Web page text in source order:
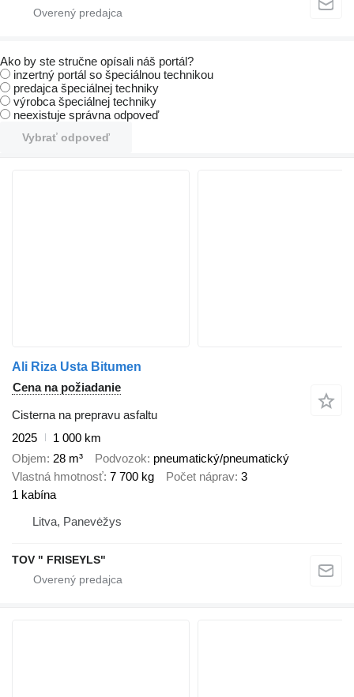
Ako by ste stručne opísali náš portál?
inzertný portál so špeciálnou technikou
predajca špeciálnej techniky
výrobca špeciálnej techniky
neexistuje správna odpoveď
Vybrať odpoveď
Ali Riza Usta Bitumen
Cena na požiadanie
Cisterna na prepravu asfaltu
2025
1 000 km
Objem 28 m³ Podvozok pneumatický/pneumatický
Vlastná hmotnosť 7 700 kg Počet náprav 3
1 kabína
Litva, Panevėžys
TOV " FRISEYLS"